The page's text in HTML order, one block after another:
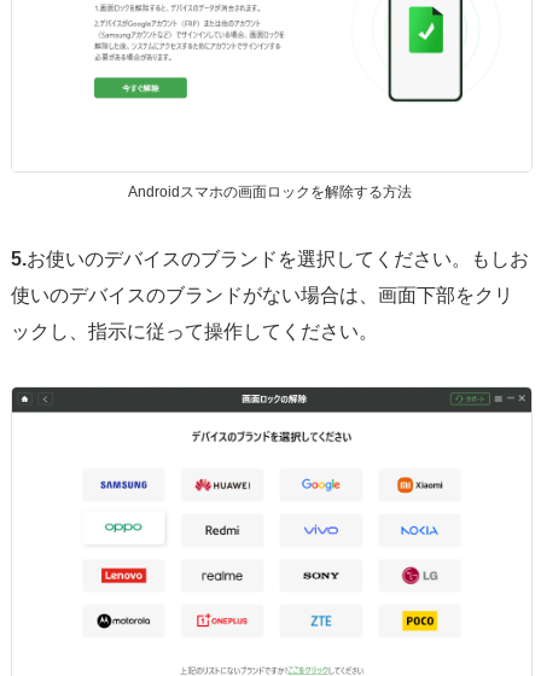
Androidスマホの画面ロックを解除する方法
5.お使いのデバイスのブランドを選択してください。もしお
使いのデバイスのブランドがない場合は、画面下部をクリ
ックし、指示に従って操作してください。